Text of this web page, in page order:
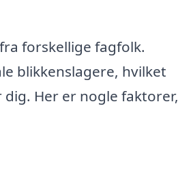
forskellige fagfolk.
blikkenslagere, hvilket
Her er nogle faktorer,